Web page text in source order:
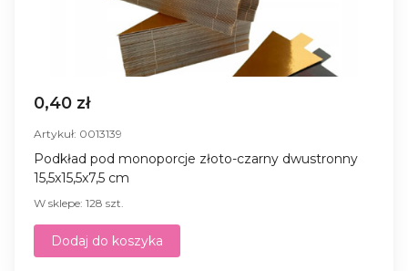
0,40 zł
Artykuł: 0013139
Podkład pod monoporcje złoto-czarny dwustronny
15,5x15,5x7,5 cm
W sklepe: 128 szt.
Dodaj do koszyka